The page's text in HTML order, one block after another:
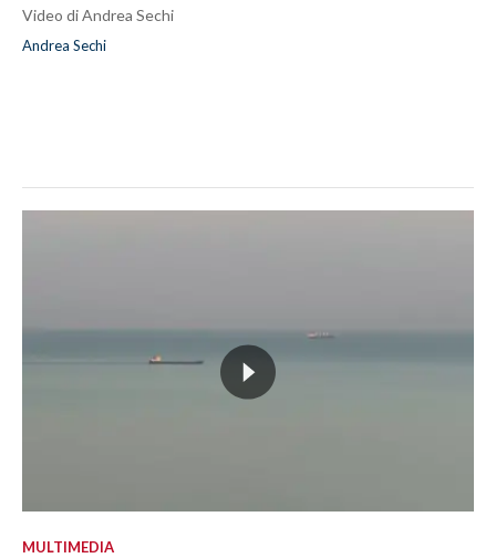
Video di Andrea Sechi
Andrea Sechi
MULTIMEDIA